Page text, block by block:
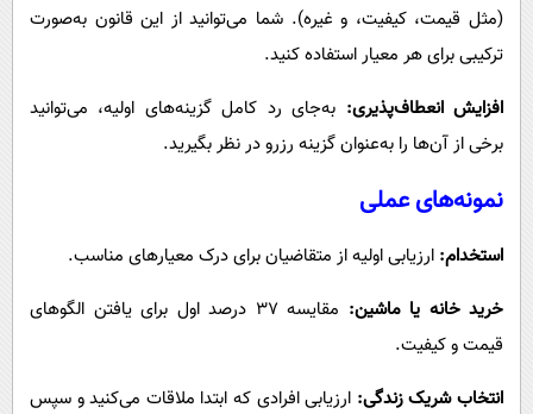
(مثل قیمت، کیفیت، و غیره). شما می‌توانید از این قانون به‌صورت
ترکیبی برای هر معیار استفاده کنید.
افزایش انعطاف‌پذیری: به‌جای رد کامل گزینه‌های اولیه، می‌توانید
برخی از آن‌ها را به‌عنوان گزینه رزرو در نظر بگیرید.
نمونه‌های عملی
استخدام: ارزیابی اولیه از متقاضیان برای درک معیارهای مناسب.
خرید خانه یا ماشین:
مقایسه ۳۷ درصد اول برای یافتن الگوهای
قیمت و کیفیت.
انتخاب شریک زندگی: ارزیابی افرادی که ابتدا ملاقات می‌کنید و سپس